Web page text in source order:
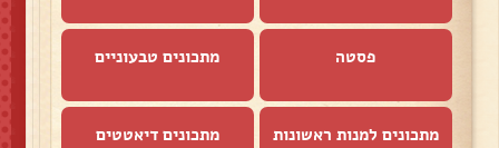
פסטה מתכונים טבעוניים
מתכונים למנות ראשונות מתכונים דיאטטים